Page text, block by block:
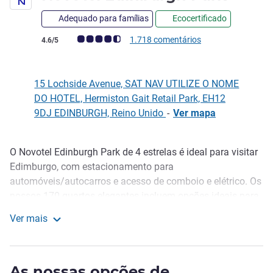
Adequado para famílias Ecocertificado
Nota clientes Avis (Classificação ALL)
4.6/5 1.718 comentários
15 Lochside Avenue, SAT NAV UTILIZE O NOME
DO HOTEL, Hermiston Gait Retail Park, EH12
9DJ EDINBURGH, Reino Unido - Ver mapa
Descrição
O Novotel Edinburgh Park de 4 estrelas é ideal para visitar
Edimburgo, com estacionamento para
automóveis/autocarros e acesso de comboio e elétrico. Os
e restaurante completos oferecem um ambiente
na banheira de hidromassagem, na sauna ou no ginásio.
Ver mais